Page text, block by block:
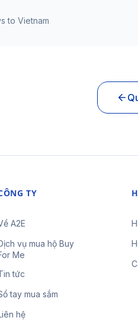
to Vietnam
TY
A2E
vụ mua hộ Buy
Me
tức
tay mua sắm
hệ